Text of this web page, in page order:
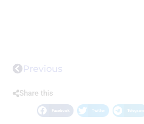
Previous
Share this
Facebook Twitter Telegram